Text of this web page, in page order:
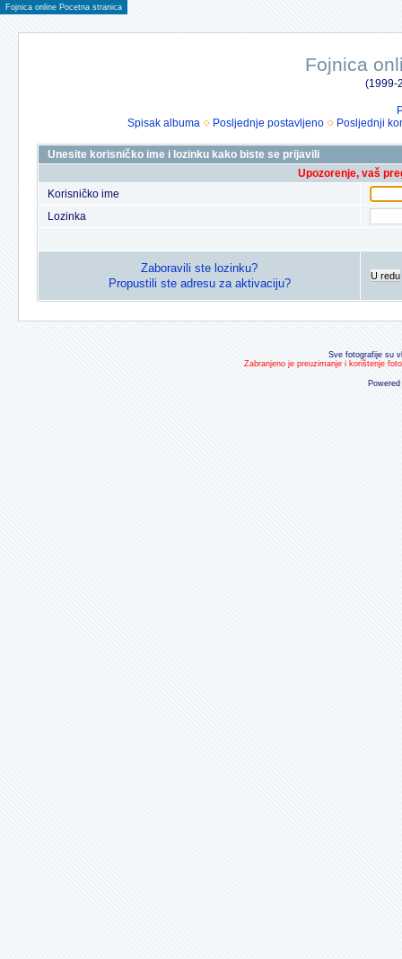
Fojnica online Pocetna stranica
Fojnica
(1999-
Spisak albuma
Posljednje postavljeno Posljednji
Unesite korisničko ime i lozinku kako biste se prijavili
Upozorenje, vaš
Korisničko ime
Lozinka
Zaboravili ste lozinku?
Propustili ste adresu za aktivaciju?
U redu
Sve fotografije su
Zabranjeno je preuzimanje i korištenje